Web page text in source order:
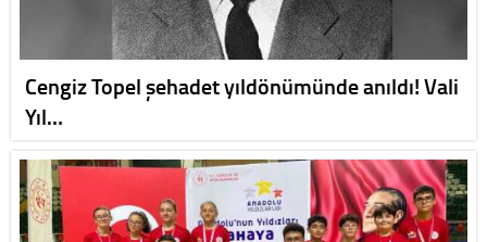
Cengiz Topel şehadet yıldönümünde anıldı! Vali
Yıl…